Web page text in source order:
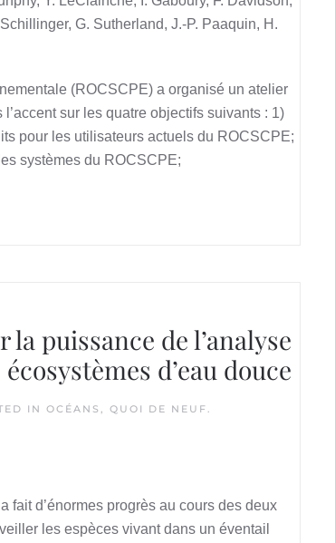
G. Sutherland, J.-P. Paaquin, H.
(ROCSCPE) a organisé un atelier
sur les quatre objectifs suivants : 1)
pour les utilisateurs actuels du ROCSCPE;
systèmes du ROCSCPE;
puissance de l’analyse
d’eau douce
IN OCÉANS , QUOI DE NEUF.
fait d’énormes progrès au cours des deux
les espèces vivant dans un éventail